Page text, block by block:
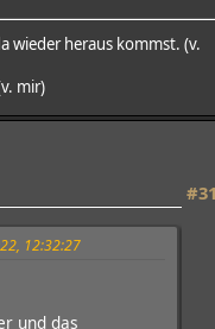
wieder heraus kommst. (v.
mir)
12:32:27
und das